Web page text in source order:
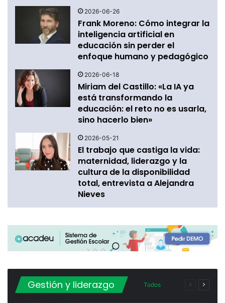
2026-06-26
Frank Moreno: Cómo integrar la
inteligencia artificial en
educación sin perder el
enfoque humano y pedagógico
2026-06-18
Miriam del Castillo: «La IA ya
está transformando la
educación: el reto no es usarla,
sino hacerlo bien»
2026-05-21
El trabajo que castiga la vida:
maternidad, liderazgo y la
cultura de la disponibilidad
total, entrevista a Alejandra
Nieves
Gestión y liderazgo Todos
Página